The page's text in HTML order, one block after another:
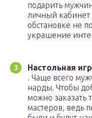
подарить
личный
обстановке не
украшение
Настольная
. Чаще всего
нарды. Чтобы
можно заказать
мастеров, ведь